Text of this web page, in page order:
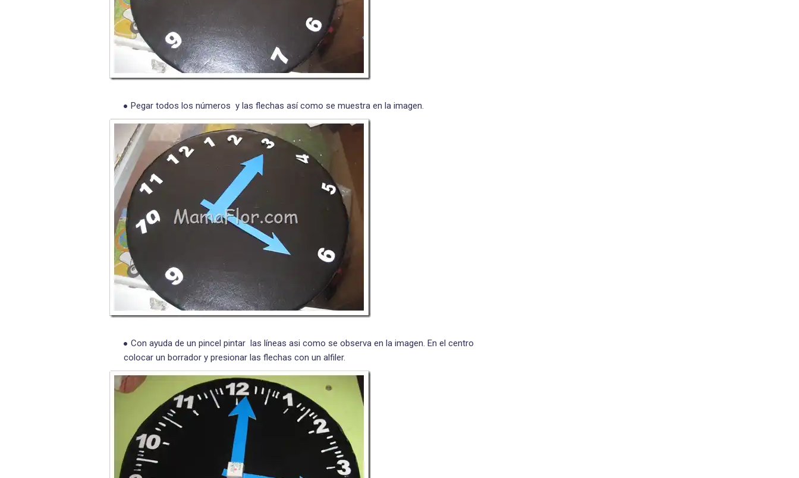
Pegar todos los números y las flechas así como se muestra en la imagen.
Con ayuda de un pincel pintar las líneas asi como se observa en la imagen. En el centro
colocar un borrador y presionar las flechas con un alfiler.